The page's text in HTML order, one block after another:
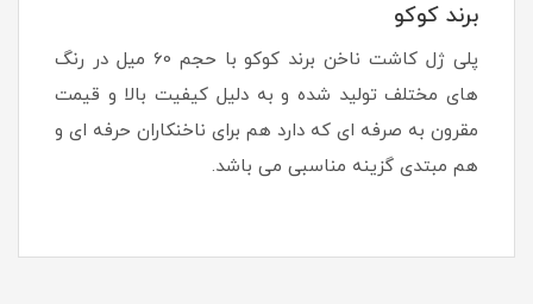
برند کوکو
پلی ژل کاشت ناخن برند کوکو با حجم 60 میل در رنگ
های مختلف تولید شده و به دلیل کیفیت بالا و قیمت
مقرون به صرفه ای که دارد هم برای ناخنکاران حرفه ای و
هم مبتدی گزینه مناسبی می باشد.